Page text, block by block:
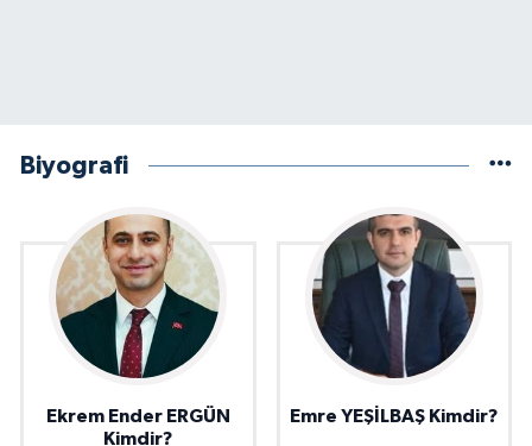
Biyografi
Ekrem Ender ERGÜN
Kimdir?
Emre YEŞİLBAŞ Kimdir?